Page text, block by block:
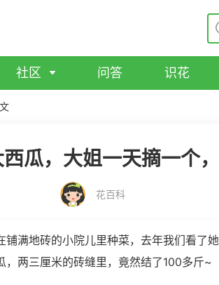
社区 问答 识花
瓜，大姐一天摘一个，
花百科
满地砖的小院儿里种菜，去年我们看了
两三厘米的砖缝里，竟然结了100多斤~